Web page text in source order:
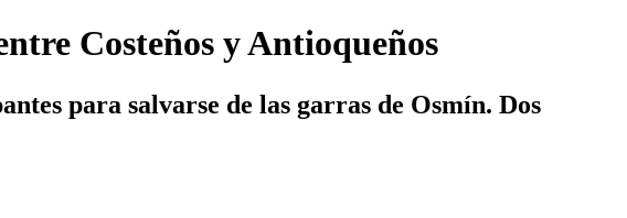
Costeños y Antioqueños
para salvarse de las garras de Osmín. Dos